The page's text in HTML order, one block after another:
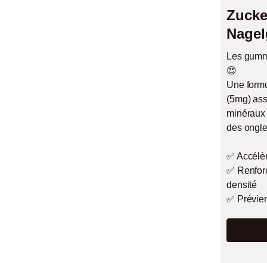
Les
😍
Une
(5mg)
des
✅
✅
densité
✅